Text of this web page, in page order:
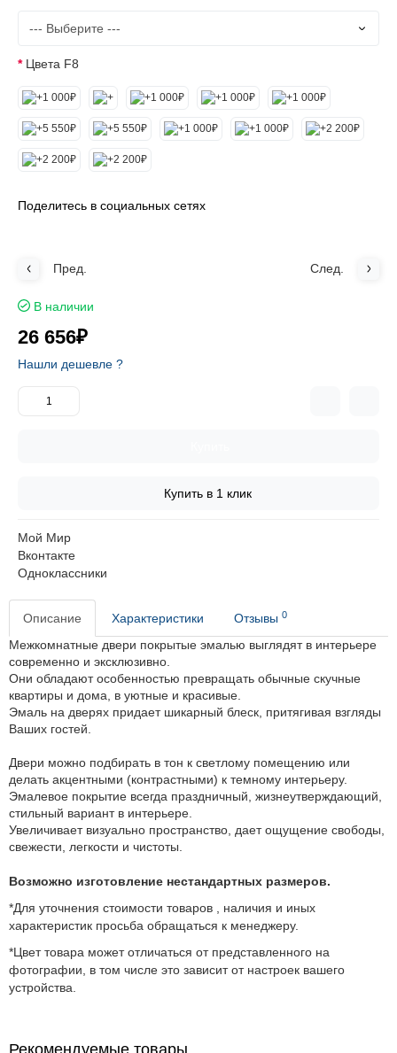
Цвета F8
Поделитесь в социальных сетях
Пред. След.
В наличии
26 656₽
Нашли дешевле ?
Купить в 1 клик
Мой Мир
Вконтакте
Одноклассники
Описание Характеристики Отзывы 0
Межкомнатные двери покрытые эмалью выглядят в интерьере
современно и эксклюзивно.
Они обладают особенностью превращать обычные скучные
квартиры и дома, в уютные и красивые.
Эмаль на дверях придает шикарный блеск, притягивая взгляды
Ваших гостей.
Двери можно подбирать в тон к светлому помещению или
делать акцентными (контрастными) к темному интерьеру.
Эмалевое покрытие всегда праздничный, жизнеутверждающий,
стильный вариант в интерьере.
Увеличивает визуально пространство, дает ощущение свободы,
свежести, легкости и чистоты.
Возможно изготовление нестандартных размеров.
*Для уточнения стоимости товаров , наличия и иных
характеристик просьба обращаться к менеджеру.
*Цвет товара может отличаться от представленного на
фотографии, в том числе это зависит от настроек вашего
устройства.
Рекомендуемые товары